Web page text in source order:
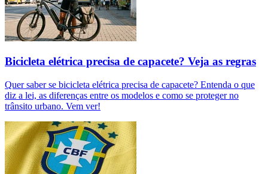
Bicicleta elétrica precisa de capacete? Veja as regras
Quer saber se bicicleta elétrica precisa de capacete? Entenda o que
diz a lei, as diferenças entre os modelos e como se proteger no
trânsito urbano. Vem ver!